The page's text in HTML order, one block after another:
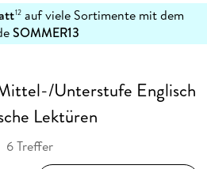
12auf viele Sortimente mit dem
SOMMER13
Unterstufe Englisch
Lektüren
6 Treffer